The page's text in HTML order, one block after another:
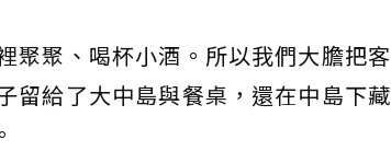
聚聚、喝杯小酒。所以我們大膽把客
留給了大中島與餐桌，還在中島下藏